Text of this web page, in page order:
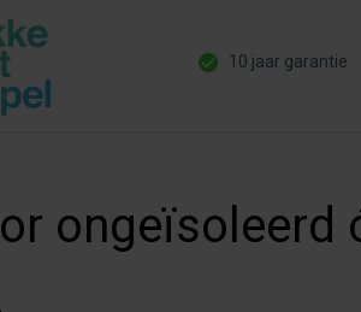
10 jaar garantie
ongeïsoleerd